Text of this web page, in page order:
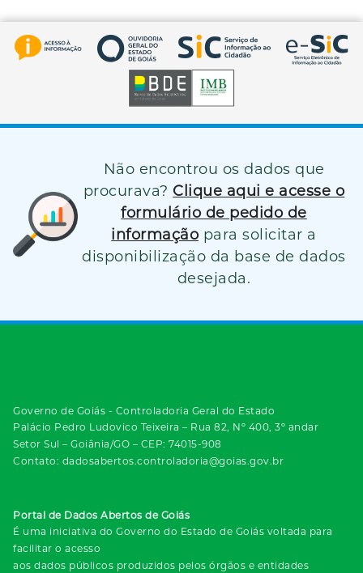
Não encontrou os dados que
procurava? Clique aqui e acesse o
formulário de pedido de
informação para solicitar a
disponibilização da base de dados
desejada.
Governo de Goiás - Controladoria Geral do Estado
Palácio Pedro Ludovico Teixeira – Rua 82, Nº 400, 3º andar
Setor Sul – Goiânia/GO – CEP: 74015-908
Contato: dadosabertos.controladoria@goias.gov.br
Portal de Dados Abertos de Goiás
É uma iniciativa do Governo do Estado de Goiás voltada para
facilitar o acesso
aos dados públicos produzidos pelos órgãos e entidades